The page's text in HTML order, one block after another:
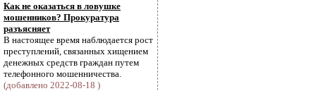
Как не оказаться в ловушке
мошенников? Прокуратура
разъясняет
В настоящее время наблюдается рост
преступлений, связанных хищением
денежных средств граждан путем
телефонного мошенничества.
(добавлено 2022-08-18 )